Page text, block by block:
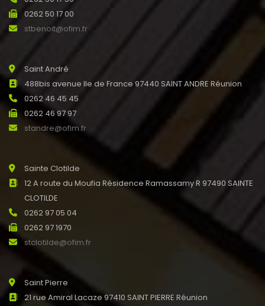
0262 50 17 00
stbenoit@ofim.fr
Saint André
488bis avenue Ile de France 97440 SAINT ANDRE Réunion
0262 46 45 45
0262 46 97 97
standre@ofim.fr
Sainte Clotilde
12 A route du Moufia Résidence Ramassamy R 97490 SAINTE
CLOTILDE
0262 97 05 04
0262 97 1970
stclotilde@ofim.fr
Saint Pierre
21 rue Amiral Lacaze 97410 SAINT PIERRE Réunion